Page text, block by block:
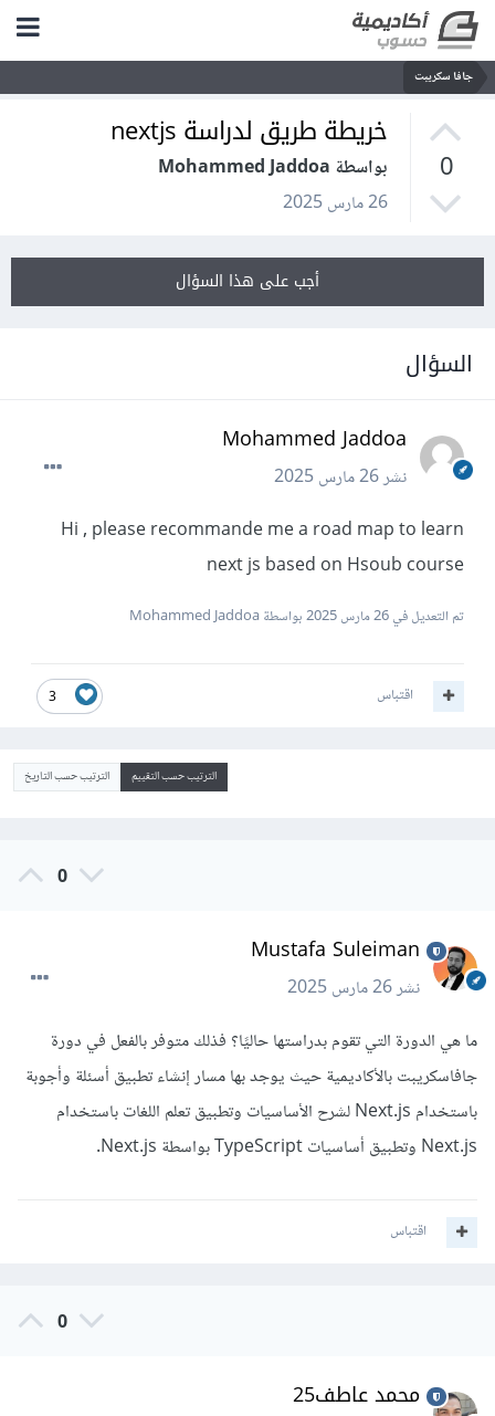
جافا سكريبت
0
خريطة طريق لدراسة nextjs
بواسطة Mohammed Jaddoa
26 مارس 2025
أجب على هذا السؤال
السؤال
Mohammed Jaddoa
نشر26 مارس 2025
Hi , please recommande me a road map to learn
next js based on Hsoub course
تم التعديل في26 مارس 2025 بواسطة Mohammed Jaddoa
3 اقتباس
الترتيب حسب التقييم الترتيب حسب التاريخ
0
Mustafa Suleiman
نشر26 مارس 2025
ما هي الدورة التي تقوم بدراستها حاليًا؟ فذلك متوفر بالفعل في دورة
جافاسكريبت بالأكاديمية حيث يوجد بها مسار إنشاء تطبيق أسئلة وأجوبة
باستخدام Next.js لشرح الأساسيات وتطبيق تعلم اللغات باستخدام
Next.js وتطبيق أساسيات TypeScript بواسطة Next.js.
اقتباس
0
محمد عاطف25